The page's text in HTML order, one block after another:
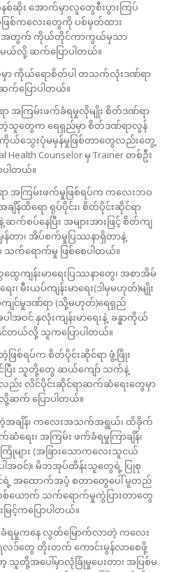
စ်ဆိုး အောက်မှာလူတွေစီးပွားကြပ်
ြစ်ကလေးတွေကို ပစ်မှတ်ထား
အတွက် ကိုယ်တိုင်ကာကွယ်မှသာ
မယ်လို့ ဆက်ပြောပါတယ်။
ာ ကိုယ်ရောစိတ်ပါ တသက်လုံးဒဏ်ရာ
ပြောပါတယ်။
အကြမ်းဖက်ခံရမှုလိုမျိုး စိတ်ဒဏ်ရာ
သူတွေက ရေရှည်မှာ စိတ်ဒဏ်ရာလွန်
ယ်သွေးပုံမမှန်မှုဖြစ်တာတွေလည်းတွေ့
Counselor မှ Trainer တစ်ဦး
ပါတယ်။
အကြမ်းဖက်မှုဖြစ်ရပ်က ကလေးဘဝ
ျိန်ထိရော ရုပ်ပိုင်း၊ စိတ်ပိုင်းဆိုင်ရာ
ဆက်စပ်နေပြီး အများအားဖြင့် စိတ်ကျ
န်တာ၊ အိပ်စက်မှုပြဿနာရှိတာနဲ့
သက်ရောက်မှု ဖြစ်စေပါတယ်။
ကျန်းမာရေးပြဿနာတွေ၊ အစာအိမ်
း၊ မီးယပ်ကျန်းမာရေး(ဒါမှမဟုတ်)မျိုး
နာကျင်မှုဒဏ်ရာ (သို့မဟုတ်)ရေရှည်
အဝင် နှလုံးကျန်းမာရေးနဲ့ ခန္ဓာကိုယ်
င်တယ်လို့ သူကပြောပါတယ်။
ြစ်ရပ်က စိတ်ပိုင်းဆိုင်ရာ ဖွံ့ဖြိုး
ြီး သူတို့တွေ ဆယ်ကျော် သက်နဲ့
ည်း လိင်ပိုင်းဆိုင်ရာဆက်ဆံရေးတွေမှာ
က် ပြောပါတယ်။
တဲ့အချိန်၊ ကလေးအသက်အရွယ်၊ ထိခိုက်
ေး၊ အကြမ်း ဖက်ခံရမှုကြာချိန်၊
များ (အခြားသောကလေးသူငယ်
ပါအဝင်)၊ မိဘအုပ်ထိန်းသူတွေရဲ့ ပြုစု
င်ရဲ့ အထောက်အပံ့ စတာတွေပေါ် မူတည်
စ်ယောက် သက်ရောက်မှုကွဲပြားတာတွေ
င့်ကပြောပါတယ်။
ခံရမှုကနေ လွတ်မြောက်လာတဲ့ ကလေး
တွေ တိုးတက် ကောင်းမွန်လာစေဖို့
တို့အပေါ်မှာလုံခြုံမှုပေးတာ၊ အပြစ်မ